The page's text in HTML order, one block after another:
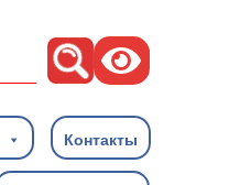
Контакты